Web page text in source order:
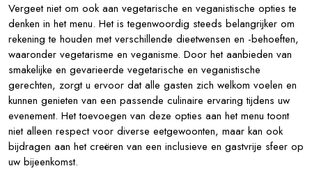
Vergeet niet om ook aan vegetarische en veganistische opties te
denken in het menu. Het is tegenwoordig steeds belangrijker om
rekening te houden met verschillende dieetwensen en -behoeften,
waaronder vegetarisme en veganisme. Door het aanbieden van
smakelijke en gevarieerde vegetarische en veganistische
gerechten, zorgt u ervoor dat alle gasten zich welkom voelen en
kunnen genieten van een passende culinaire ervaring tijdens uw
evenement. Het toevoegen van deze opties aan het menu toont
niet alleen respect voor diverse eetgewoonten, maar kan ook
bijdragen aan het creëren van een inclusieve en gastvrije sfeer op
uw bijeenkomst.